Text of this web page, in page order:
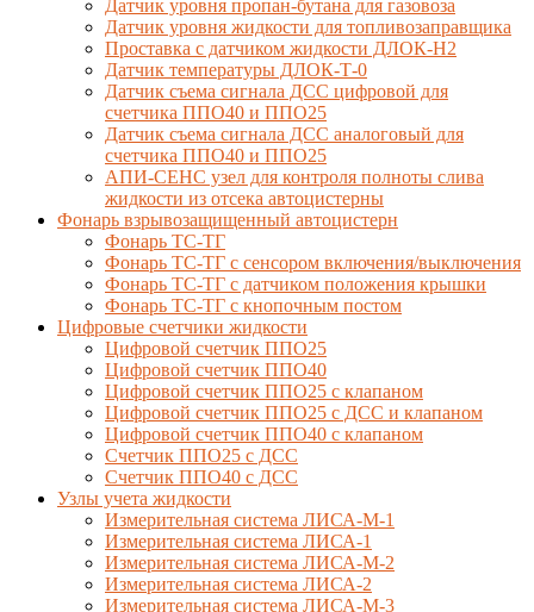
Датчик уровня пропан-бутана для газовоза
Датчик уровня жидкости для топливозаправщика
Проставка с датчиком жидкости ДЛОК-Н2
Датчик температуры ДЛОК-Т-0
Датчик съема сигнала ДСС цифровой для
счетчика ППО40 и ППО25
Датчик съема сигнала ДСС аналоговый для
счетчика ППО40 и ППО25
АПИ-СЕНС узел для контроля полноты слива
жидкости из отсека автоцистерны
Фонарь взрывозащищенный автоцистерн
Фонарь ТС-ТГ
Фонарь ТС-ТГ с сенсором включения/выключения
Фонарь ТС-ТГ с датчиком положения крышки
Фонарь ТС-ТГ с кнопочным постом
Цифровые счетчики жидкости
Цифровой счетчик ППО25
Цифровой счетчик ППО40
Цифровой счетчик ППО25 с клапаном
Цифровой счетчик ППО25 с ДСС и клапаном
Цифровой счетчик ППО40 с клапаном
Счетчик ППО25 с ДСС
Счетчик ППО40 с ДСС
Узлы учета жидкости
Измерительная система ЛИСА-М-1
Измерительная система ЛИСА-1
Измерительная система ЛИСА-М-2
Измерительная система ЛИСА-2
Измерительная система ЛИСА-М-3